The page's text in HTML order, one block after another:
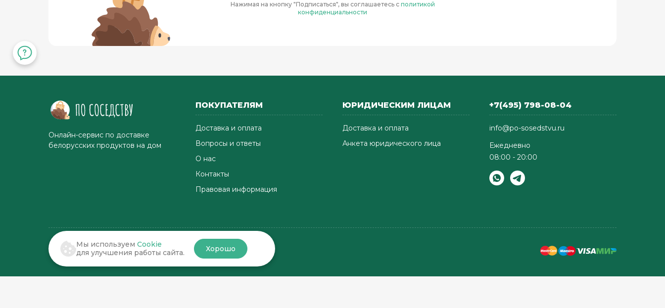
Нажимая на кнопку "Подписаться", вы соглашаетесь с политикой
конфиденциальности
Онлайн-сервис по доставке
белорусских продуктов на дом
ПОКУПАТЕЛЯМ
Доставка и оплата
Вопросы и ответы
О нас
Контакты
Правовая информация
ЮРИДИЧЕСКИМ ЛИЦАМ
Доставка и оплата
Анкета юридического лица
+7(495) 798-08-04
info@po-sosedstvu.ru
Ежедневно
08:00 - 20:00
© 2022-2026 . По соседству
Мы используем Cookie
для улучшения работы сайта.
Хорошо